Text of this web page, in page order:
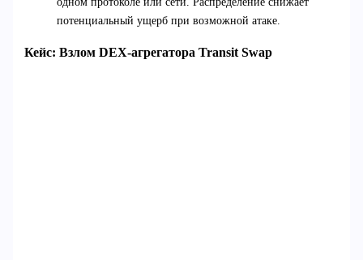
потенциальный ущерб при возможной атаке.
Кейс: Взлом DEX-агрегатора Transit Swap